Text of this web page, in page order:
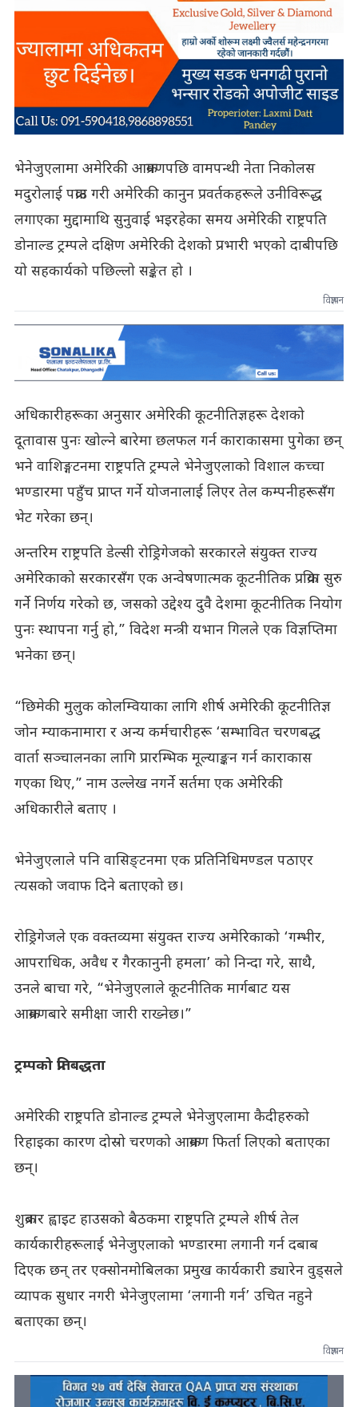
भेनेजुएलामा अमेरिकी आक्रमणपछि वामपन्थी नेता निकोलस
मदुरोलाई पक्राउ गरी अमेरिकी कानुन प्रवर्तकहरूले उनीविरूद्ध
लगाएका मुद्दामाथि सुनुवाई भइरहेका समय अमेरिकी राष्ट्रपति
डोनाल्ड ट्रम्पले दक्षिण अमेरिकी देशको प्रभारी भएको दाबीपछि
यो सहकार्यको पछिल्लो सङ्केत हो ।
विज्ञापन
अधिकारीहरूका अनुसार अमेरिकी कूटनीतिज्ञहरू देशको
दूतावास पुनः खोल्ने बारेमा छलफल गर्न काराकासमा पुगेका छन्
भने वाशिङ्गटनमा राष्ट्रपति ट्रम्पले भेनेजुएलाको विशाल कच्चा
भण्डारमा पहुँच प्राप्त गर्ने योजनालाई लिएर तेल कम्पनीहरूसँग
भेट गरेका छन्।
अन्तरिम राष्ट्रपति डेल्सी रोड्रिगेजको सरकारले संयुक्त राज्य
अमेरिकाको सरकारसँग एक अन्वेषणात्मक कूटनीतिक प्रक्रिया सुरु
गर्ने निर्णय गरेको छ, जसको उद्देश्य दुवै देशमा कूटनीतिक नियोग
पुनः स्थापना गर्नु हो,” विदेश मन्त्री यभान गिलले एक विज्ञप्तिमा
भनेका छन्।
“छिमेकी मुलुक कोलम्वियाका लागि शीर्ष अमेरिकी कूटनीतिज्ञ
जोन म्याकनामारा र अन्य कर्मचारीहरू ‘सम्भावित चरणबद्ध
वार्ता सञ्चालनका लागि प्रारम्भिक मूल्याङ्कन गर्न काराकास
गएका थिए,” नाम उल्लेख नगर्ने सर्तमा एक अमेरिकी
अधिकारीले बताए ।
भेनेजुएलाले पनि वासिङ्टनमा एक प्रतिनिधिमण्डल पठाएर
त्यसको जवाफ दिने बताएको छ।
रोड्रिगेजले एक वक्तव्यमा संयुक्त राज्य अमेरिकाको ‘गम्भीर,
आपराधिक, अवैध र गैरकानुनी हमला’ को निन्दा गरे, साथै,
उनले बाचा गरे, “भेनेजुएलाले कूटनीतिक मार्गबाट यस
आक्रमणबारे समीक्षा जारी राख्नेछ।”
ट्रम्पको प्रतिबद्धता
अमेरिकी राष्ट्रपति डोनाल्ड ट्रम्पले भेनेजुएलामा कैदीहरुको
रिहाइका कारण दोस्रो चरणको आक्रमण फिर्ता लिएको बताएका
छन्।
शुक्रबार ह्वाइट हाउसको बैठकमा राष्ट्रपति ट्रम्पले शीर्ष तेल
कार्यकारीहरूलाई भेनेजुएलाको भण्डारमा लगानी गर्न दबाब
दिएक छन् तर एक्सोनमोबिलका प्रमुख कार्यकारी ड्यारेन वुड्सले
व्यापक सुधार नगरी भेनेजुएलामा ‘लगानी गर्न’ उचित नहुने
बताएका छन्।
विज्ञापन